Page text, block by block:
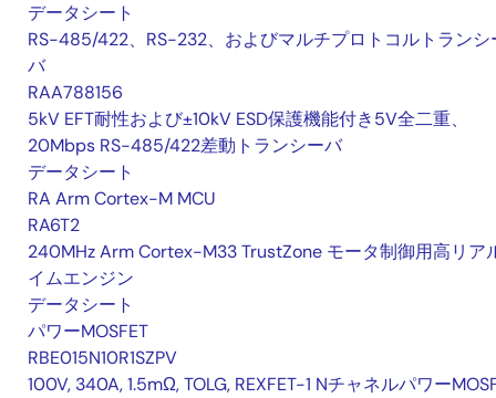
データシート
RS-485/422、RS-232、およびマルチプロトコルトランシ
バ
RAA788156
5kV EFT耐性および±10kV ESD保護機能付き5V全二重、
20Mbps RS-485/422差動トランシーバ
データシート
RA Arm Cortex-M MCU
RA6T2
240MHz Arm Cortex-M33 TrustZone モータ制御用高リア
イムエンジン
データシート
パワーMOSFET
RBE015N10R1SZPV
100V, 340A, 1.5mΩ, TOLG, REXFET-1 Nチャネルパワー